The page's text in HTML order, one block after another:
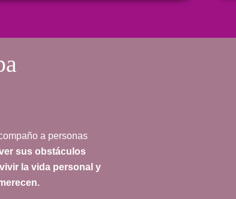
a personas
sus obstáculos
vivir la vida personal y